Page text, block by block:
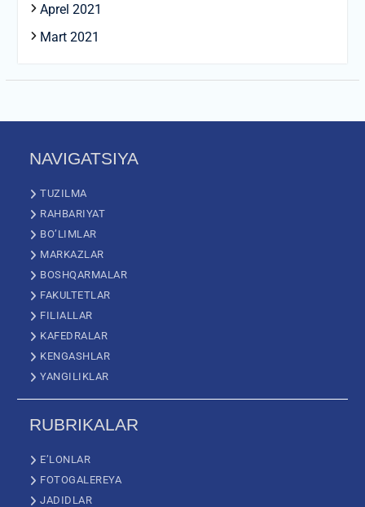
Aprel 2021
Mart 2021
NAVIGATSIYA
TUZILMA
RAHBARIYAT
BO’LIMLAR
MARKAZLAR
BOSHQARMALAR
FAKULTETLAR
FILIALLAR
KAFEDRALAR
KENGASHLAR
YANGILIKLAR
RUBRIKALAR
E’LONLAR
FOTOGALEREYA
JADIDLAR